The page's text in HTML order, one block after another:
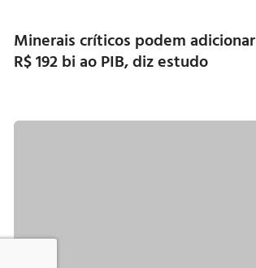
Minerais críticos podem adicionar
R$ 192 bi ao PIB, diz estudo